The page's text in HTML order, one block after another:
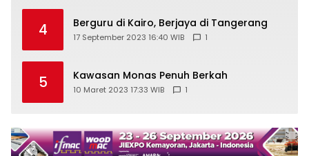
4 Berguru di Kairo, Berjaya di Tangerang
17 September 2023 16:40 WIB 1
5 Kawasan Monas Penuh Berkah
10 Maret 2023 17:33 WIB 1